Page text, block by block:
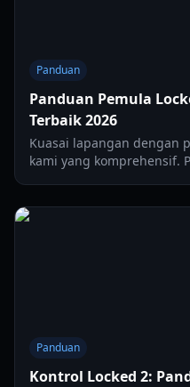
Panduan
Panduan Pemula
Terbaik 2026
Kuasai lapangan dengan
kami yang komprehensif.
Panduan
Kontrol Locked 2: